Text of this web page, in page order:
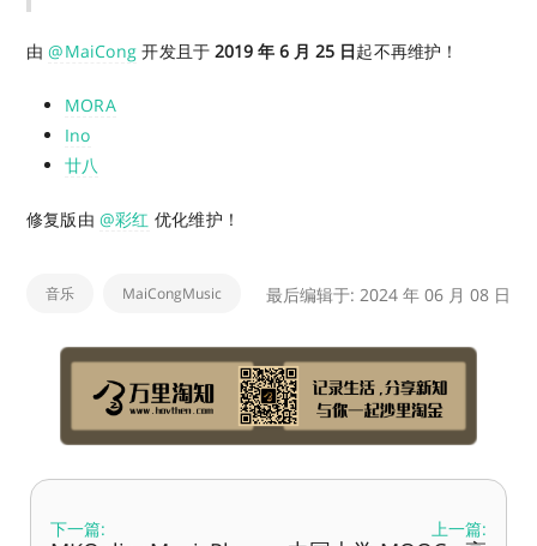
由@MaiCong 开发且于2019 年 6 月 25 日起不再维护！
MORA
Ino
廿八
修复版由@彩红 优化维护！
音乐 MaiCongMusic 最后编辑于: 2024 年 06 月 08 日
下一篇: 上一篇: